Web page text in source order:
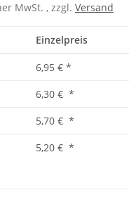
MwSt. , zzgl. Versand
Einzelpreis
6,95 € *
6,30 € *
5,70 € *
5,20 € *